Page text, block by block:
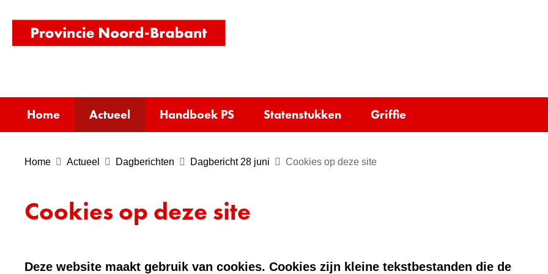
homepage)
Home Actueel Handboek PS Statenstukken Griffie
Home Actueel Dagberichten Dagbericht 28 juni Cookies op deze site
Cookies op deze site
Deze website maakt gebruik van cookies. Cookies zijn kleine tekstbestanden die de